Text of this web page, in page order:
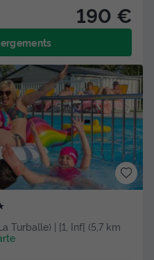
190 €
Turballe) | [1, Inf[ (5,7 km